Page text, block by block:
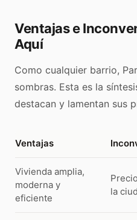
Ventajas e
Aquí
Como cualquier barrio,
sombras. Esta es la
destacan y lamentan sus
Ventajas
Vivienda amplia,
moderna y
eficiente
la